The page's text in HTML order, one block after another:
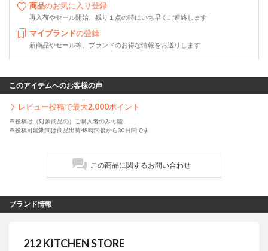
商品のお気に入り登録
再入荷やセール開始、残り１点の時にいち早くご連絡します
マイブランドの登録
新商品やセール等、ブランドのお得な情報をお送りします
このアイテムへのお客様の声
レビュー投稿で最大2,000ポイント
※投稿は（対象商品の）ご購入者のみ可能
※投稿可能期間は商品出荷48時間後から30日間です
この商品に関するお問い合わせ
ブランド情報
212 KITCHEN STORE